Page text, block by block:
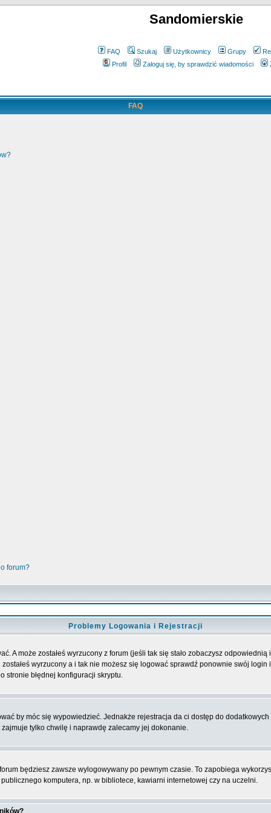
Sandomierskie
FAQ Szukaj Użytkownicy Grupy
Profil
Zaloguj się, by sprawdzić wiadomości
FAQ
forum?
Problemy Logowania i Rejestracji
A może zostałeś wyrzucony z forum (jeśli tak się stało zobaczysz
wyrzucony a i tak nie możesz się logować sprawdź ponownie swój login
stronie błędnej konfiguracji skryptu.
by móc się wypowiedzieć. Jednakże rejestracja da ci dostęp do
tylko chwilę i naprawdę zalecamy jej dokonanie.
będziesz zawsze wylogowywany po pewnym czasie. To zapobiega
komputera, np. w bibliotece, kawiarni internetowej czy na uczelni.